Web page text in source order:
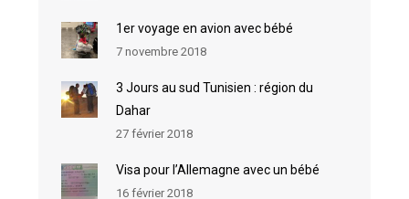
1er voyage en avion avec bébé
7 novembre 2018
3 Jours au sud Tunisien : région du
Dahar
27 février 2018
Visa pour l’Allemagne avec un bébé
16 février 2018